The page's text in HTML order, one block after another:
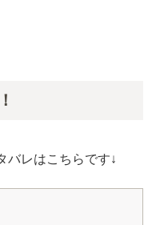
バレはこちらです↓